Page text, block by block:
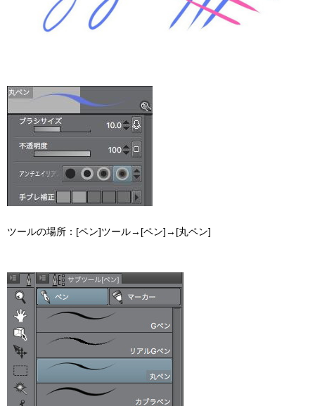
ツールの場所：[ペン]ツール→[ペン]→[丸ペン]